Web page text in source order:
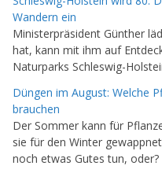
Wandern ein
Ministerpräsident Günther
hat, kann mit ihm auf
Naturparks Schleswig-
Düngen im August: Welche
brauchen
Der Sommer kann für
sie für den Winter
noch etwas Gutes tun, oder?